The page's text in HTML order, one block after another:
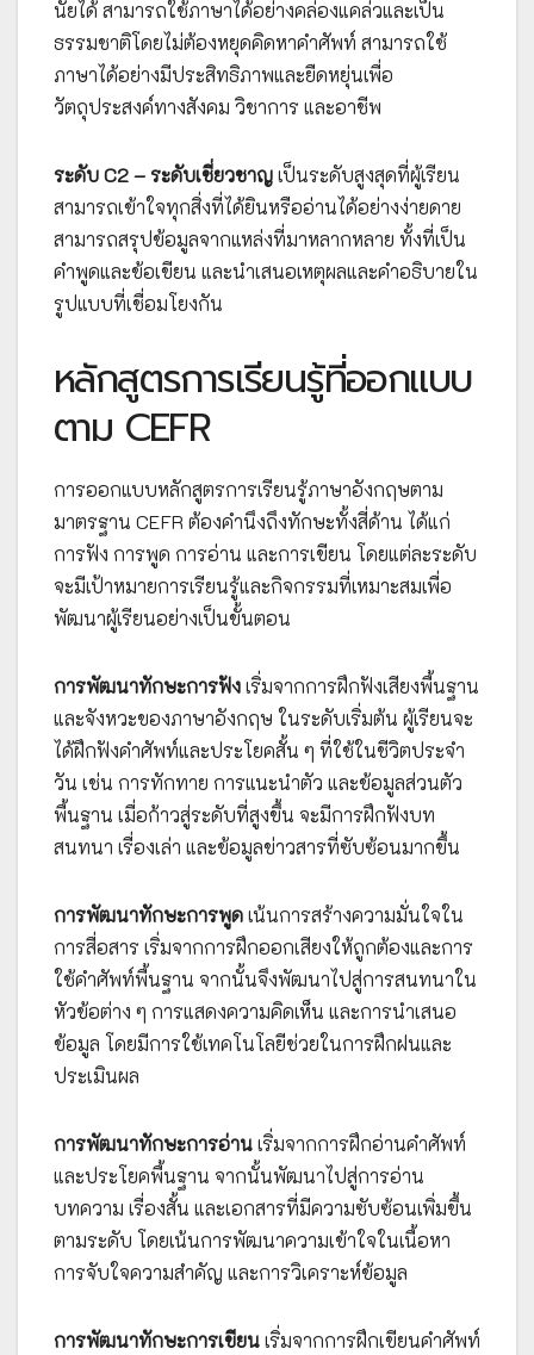
นัยได้ สามารถใช้ภาษาได้อย่างคล่องแคล่วและเป็น
ธรรมชาติโดยไม่ต้องหยุดคิดหาคำศัพท์ สามารถใช้
ภาษาได้อย่างมีประสิทธิภาพและยืดหยุ่นเพื่อ
วัตถุประสงค์ทางสังคม วิชาการ และอาชีพ
ระดับ C2 – ระดับเชี่ยวชาญเป็นระดับสูงสุดที่ผู้เรียน
สามารถเข้าใจทุกสิ่งที่ได้ยินหรืออ่านได้อย่างง่ายดาย
สามารถสรุปข้อมูลจากแหล่งที่มาหลากหลาย ทั้งที่เป็น
คำพูดและข้อเขียน และนำเสนอเหตุผลและคำอธิบายใน
รูปแบบที่เชื่อมโยงกัน
หลักสูตรการเรียนรู้ที่ออกแบบ
ตาม CEFR
การออกแบบหลักสูตรการเรียนรู้ภาษาอังกฤษตาม
มาตรฐาน CEFR ต้องคำนึงถึงทักษะทั้งสี่ด้าน ได้แก่
การฟัง การพูด การอ่าน และการเขียน โดยแต่ละระดับ
จะมีเป้าหมายการเรียนรู้และกิจกรรมที่เหมาะสมเพื่อ
พัฒนาผู้เรียนอย่างเป็นขั้นตอน
การพัฒนาทักษะการฟังเริ่มจากการฝึกฟังเสียงพื้นฐาน
และจังหวะของภาษาอังกฤษ ในระดับเริ่มต้น ผู้เรียนจะ
ได้ฝึกฟังคำศัพท์และประโยคสั้น ๆ ที่ใช้ในชีวิตประจำ
วัน เช่น การทักทาย การแนะนำตัว และข้อมูลส่วนตัว
พื้นฐาน เมื่อก้าวสู่ระดับที่สูงขึ้น จะมีการฝึกฟังบท
สนทนา เรื่องเล่า และข้อมูลข่าวสารที่ซับซ้อนมากขึ้น
การพัฒนาทักษะการพูดเน้นการสร้างความมั่นใจใน
การสื่อสาร เริ่มจากการฝึกออกเสียงให้ถูกต้องและการ
ใช้คำศัพท์พื้นฐาน จากนั้นจึงพัฒนาไปสู่การสนทนาใน
หัวข้อต่าง ๆ การแสดงความคิดเห็น และการนำเสนอ
ข้อมูล โดยมีการใช้เทคโนโลยีช่วยในการฝึกฝนและ
ประเมินผล
การพัฒนาทักษะการอ่านเริ่มจากการฝึกอ่านคำศัพท์
และประโยคพื้นฐาน จากนั้นพัฒนาไปสู่การอ่าน
บทความ เรื่องสั้น และเอกสารที่มีความซับซ้อนเพิ่มขึ้น
ตามระดับ โดยเน้นการพัฒนาความเข้าใจในเนื้อหา
การจับใจความสำคัญ และการวิเคราะห์ข้อมูล
การพัฒนาทักษะการเขียนเริ่มจากการฝึกเขียนคำศัพท์